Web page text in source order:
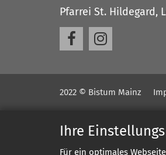
Ihre
Für ein optimales
Pfarrei St. Hildegard,
2022 © Bistum Mainz